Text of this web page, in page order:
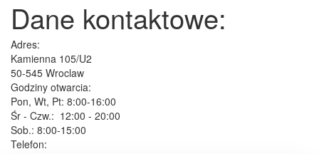
Dane kontaktowe:
Adres:
Kamienna 105/U2
50-545 Wroclaw
Godziny otwarcia:
Pon, Wt, Pt: 8:00-16:00
Śr - Czw.: 12:00 - 20:00
Sob.: 8:00-15:00
Telefon: